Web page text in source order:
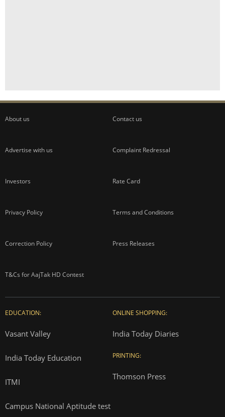
About us Contact us
Advertise with us Complaint Redressal
Investors Rate Card
Privacy Policy Terms and Conditions
Correction Policy Press Releases
T&Cs for AajTak HD Contest
EDUCATION:
Vasant Valley
India Today Education
ITMI
Campus National Aptitude test
ONLINE SHOPPING:
India Today Diaries
PRINTING:
Thomson Press